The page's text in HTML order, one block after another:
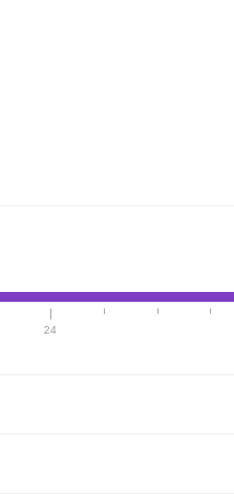
24